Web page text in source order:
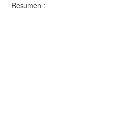
Resumen :